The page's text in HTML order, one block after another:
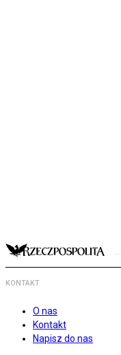
KONTAKT
O nas
Kontakt
Napisz do nas